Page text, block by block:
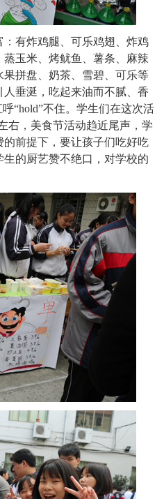
有炸鸡腿、可乐鸡翅、炸鸡
玉米、烤鱿鱼、薯条、麻辣
拼盘、奶茶、雪碧、可乐等
垂涎，吃起来油而不腻、香
“hold”不住。学生们在这次活
右，美食节活动趋近尾声，学
前提下，要让孩子们吃好吃
的厨艺赞不绝口，对学校的